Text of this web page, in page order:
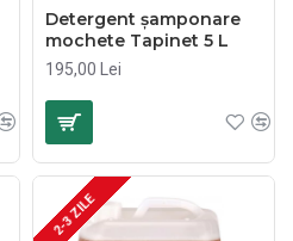
Detergent șamponare
mochete Tapinet 5 L
195,00 Lei
2-3 ZILE